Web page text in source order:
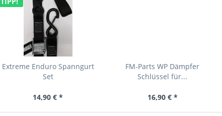
Extreme Enduro Spanngurt
Set
14,90 € *
FM-Parts WP Dämpfer
Schlüssel für...
16,90 € *